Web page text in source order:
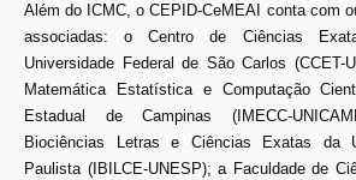
Além do ICMC, o CEPID-CeMEAI conta com
associadas: o Centro de Ciências
Universidade Federal de São Carlos (CCET-
Matemática Estatística e Computação
Estadual de Campinas (IMECC-
Biociências Letras e Ciências Exatas da
Paulista (IBILCE-UNESP); a Faculdade de